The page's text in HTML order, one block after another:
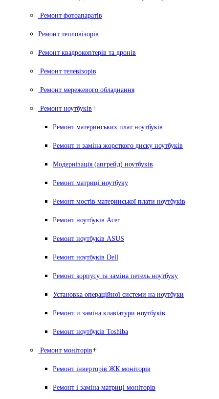
Ремонт фотоапаратів
Ремонт тепловізорів
Ремонт квадрокоптерів та дронів
Ремонт телевізорів
Ремонт мережевого обладнання
Ремонт ноутбуків+
Ремонт материнських плат ноутбуків
Ремонт и заміна жорсткого диску ноутбуків
Модернізація (апгрейд) ноутбуків
Ремонт матриці ноутбуку
Ремонт мостів материнської плати ноутбуків
Ремонт ноутбуків Acer
Ремонт ноутбуків ASUS
Ремонт ноутбуків Dell
Ремонт корпусу та заміна петель ноутбуку
Установка операційної системи на ноутбуки
Ремонт и заміна клавіатури ноутбуків
Ремонт ноутбуків Toshiba
Ремонт моніторів+
Ремонт інверторів ЖК моніторів
Ремонт і заміна матриці моніторів